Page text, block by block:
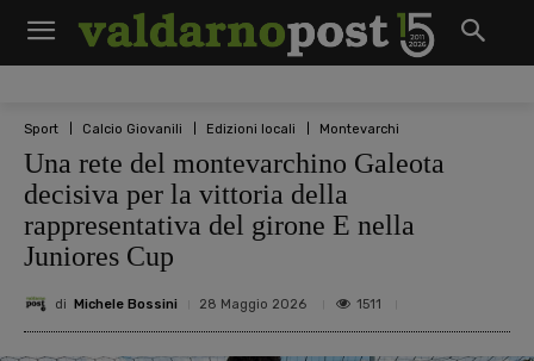
Sport Calcio Giovanili Edizioni locali Montevarchi
Una rete del montevarchino Galeota
decisiva per la vittoria della
rappresentativa del girone E nella
Juniores Cup
di Michele Bossini 28 Maggio 2026 1511